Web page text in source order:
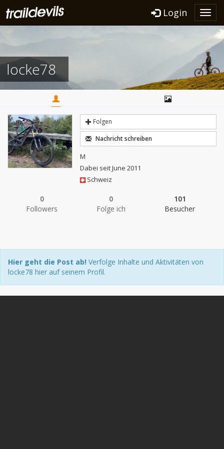
Login
locke78
Folgen
Nachricht schreiben
M
Dabei seit June 2011
Schweiz
0
Followers
0
Folge ich
101
Besucher
Hier geht die Post ab! Verfolge Inhalte und Aktivitäten von
locke78 hier auf seinem Profil.